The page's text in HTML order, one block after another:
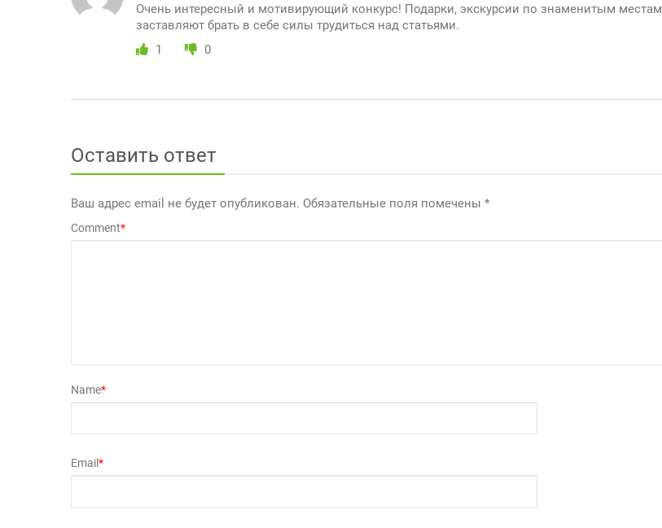
Очень интересный и мотивирующий конкурс! Подарки, экскурсии по знаменитым местам
заставляют брать в себе силы трудиться над статьями.
1
0
Оставить ответ
Ваш адрес email не будет опубликован. Обязательные поля помечены *
Comment*
Name*
Email*